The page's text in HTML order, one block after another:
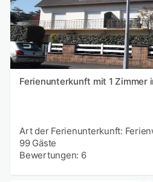
Ferienunterkunft mit 1 Zimmer
Art der Ferienunterkunft:
99 Gäste
Bewertungen: 6